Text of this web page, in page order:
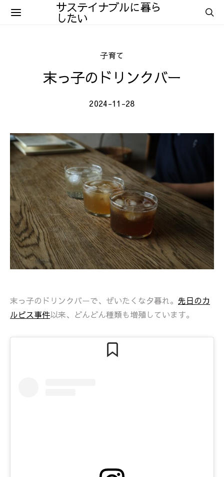
サステイナブルに暮ら
したい
子育て
末っ子のドリンクバー
2024-11-28
末っ子のドリンクバーで、ぜいたくな夕暮れ。 先日のカ
ルピス事件以来、どんどん種類も増殖しています。